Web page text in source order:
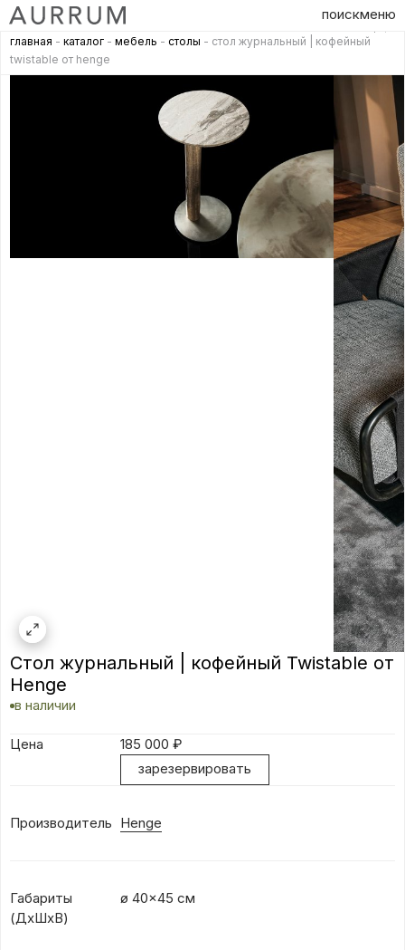
поискменю
главная - каталог - мебель - столы - стол журнальный | кофейный
twistable от henge
Стол журнальный | кофейный Twistable от
Henge
в наличии
Цена 185 000 ₽
зарезервировать
Производитель Henge
Габариты
(ДхШхВ)
ø 40x45 см